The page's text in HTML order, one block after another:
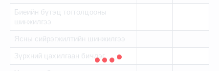
Биеийн бүтэц тогтолцооны
шинжилгээ
Ясны сийрэгжилтийн шинжилгээ
Зүрхний цахилгаан бичлэг